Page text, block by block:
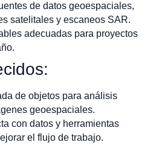
de datos geoespaciales,
satelitales y escaneos SAR.
adecuadas para proyectos
de objetos para análisis
geoespaciales.
con datos y herramientas
el flujo de trabajo.